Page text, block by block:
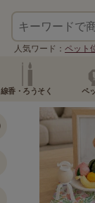
人気ワード：ペット
線香・ろうそく ペ